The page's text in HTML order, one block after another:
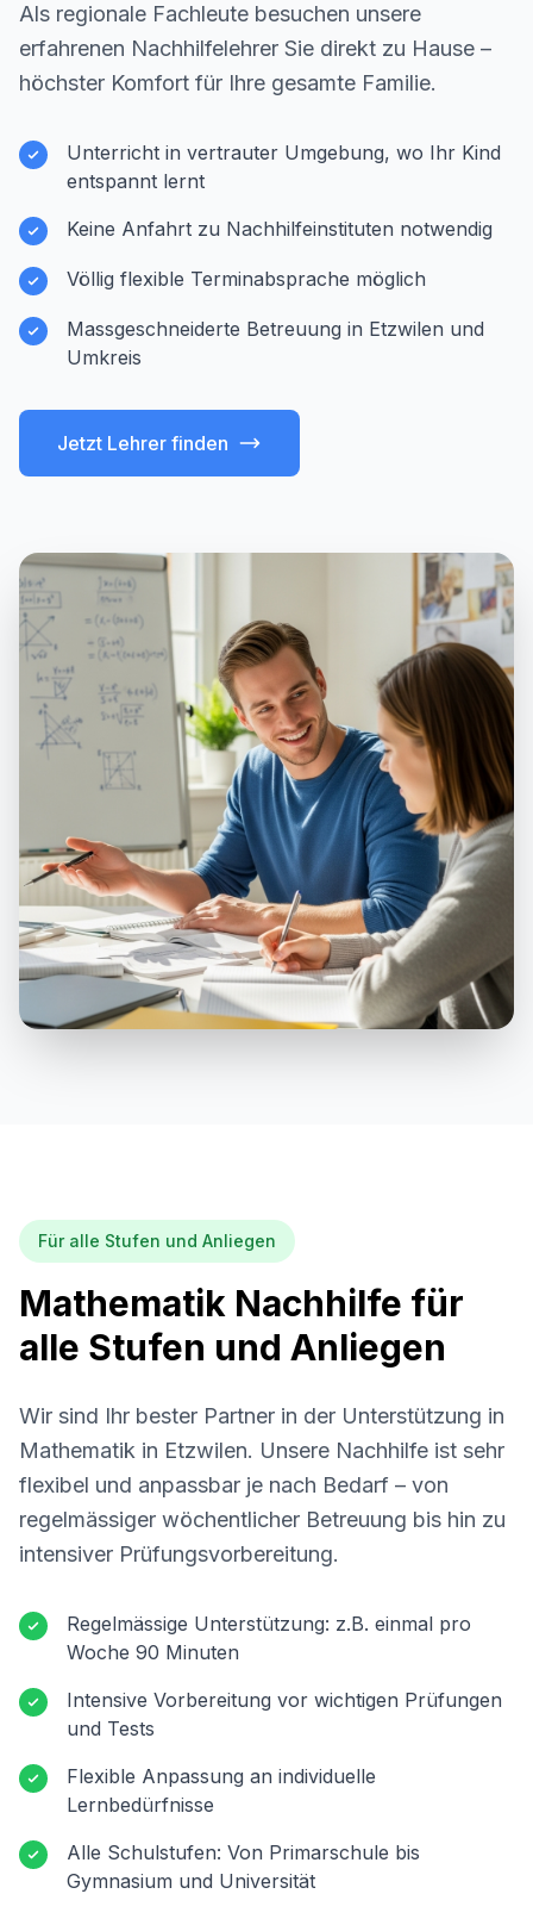
Als regionale Fachleute besuchen unsere
erfahrenen Nachhilfelehrer Sie direkt zu Hause –
höchster Komfort für Ihre gesamte Familie.
Unterricht in vertrauter Umgebung, wo Ihr Kind
entspannt lernt
Keine Anfahrt zu Nachhilfeinstituten notwendig
Völlig flexible Terminabsprache möglich
Massgeschneiderte Betreuung in Etzwilen und
Umkreis
Jetzt Lehrer finden
Für alle Stufen und Anliegen
Mathematik Nachhilfe für
alle Stufen und Anliegen
Wir sind Ihr bester Partner in der Unterstützung in
Mathematik in Etzwilen. Unsere Nachhilfe ist sehr
flexibel und anpassbar je nach Bedarf – von
regelmässiger wöchentlicher Betreuung bis hin zu
intensiver Prüfungsvorbereitung.
Regelmässige Unterstützung: z.B. einmal pro
Woche 90 Minuten
Intensive Vorbereitung vor wichtigen Prüfungen
und Tests
Flexible Anpassung an individuelle
Lernbedürfnisse
Alle Schulstufen: Von Primarschule bis
Gymnasium und Universität